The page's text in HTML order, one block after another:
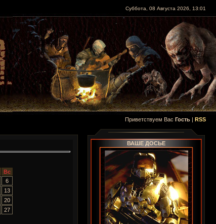
Суббота, 08 Августа 2026, 13:01
Приветствуем Вас Гость | RSS
Вс
6
13
20
27
ВАШЕ ДОСЬЕ